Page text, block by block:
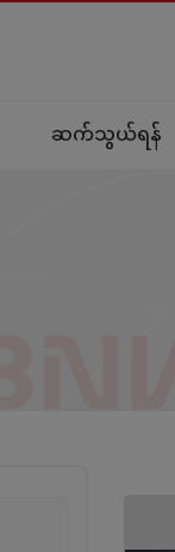
ဆက်သွယ်ရန်